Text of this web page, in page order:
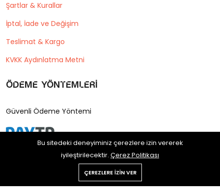
Şartlar & Kurallar
İptal, İade ve Değişim
Teslimat & Kargo
KVKK Aydınlatma Metni
Ödeme Yöntemleri
Güvenli Ödeme Yöntemi
Copyright © 2025 Postane Shop
Tüm hakları saklıdır.
Bu sitedeki deneyiminiz çerezlere izin vererek
iyileştirilecektir. Çerez Politikası
ÇEREZLERE IZIN VER